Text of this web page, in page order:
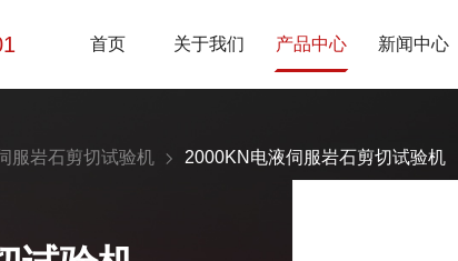
首页 关于我们 产品中心 新闻中心
服岩石剪切试验机 2000KN电液伺服岩石剪切试验机